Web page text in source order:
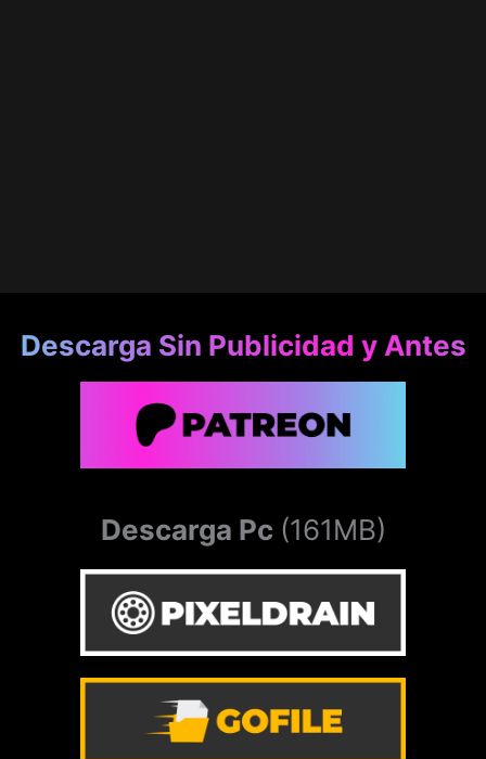
Descarga Sin Publicidad y Antes
Descarga Pc (161MB)